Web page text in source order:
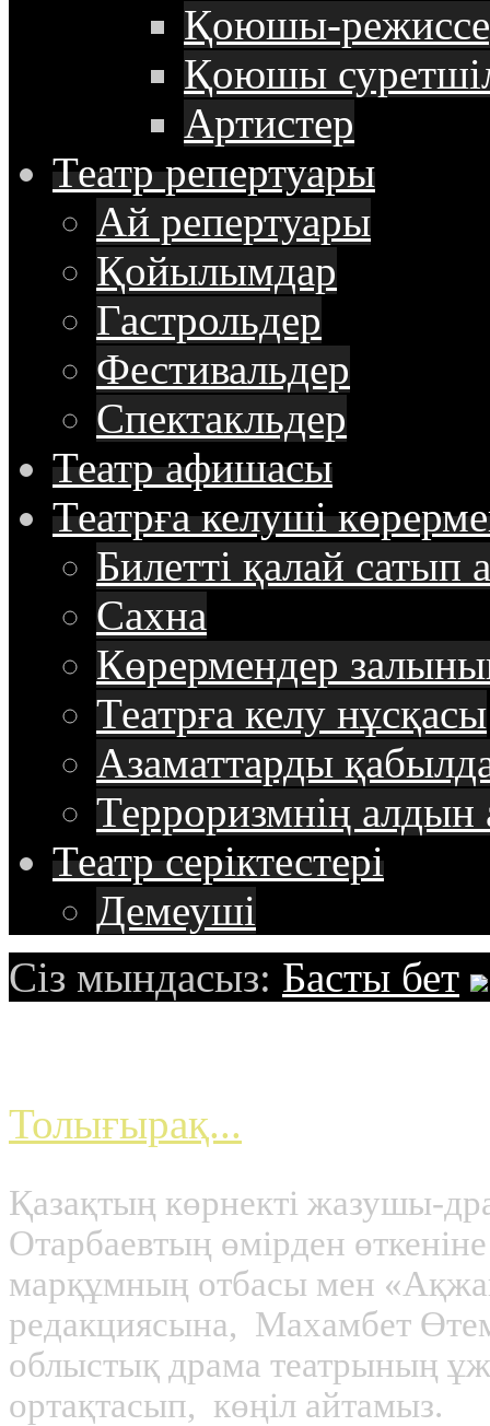
Қоюшы-
Қоюшы
Артистер
Театррепертуары
Ай репертуары
Қойылымдар
Гастрольдер
Фестивальдер
Спектакльдер
Театрафишасы
Театрға келуші
Билетті қалай сатып
Сахна
Көрермендер
Театрға келу нұсқасы
Азаматтарды
Терроризмнің
Театрcеріктестері
Демеуші
Сіз мындасыз: Басты бет
Толығырақ...
Қазақтың көрнекті жазушы-
Отарбаевтың өмірден
марқұмның отбасы мен
редакциясына, Махамбет
облыстық драма театрының
ортақтасып, көңіл айтамыз.